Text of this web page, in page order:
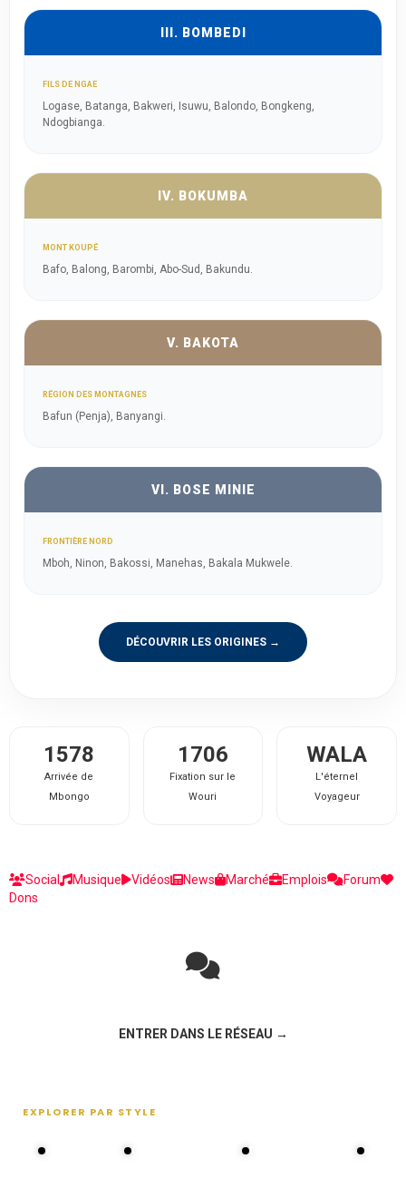
III. BOMBEDI
FILS DE NGAE
Logase, Batanga, Bakweri, Isuwu, Balondo, Bongkeng,
Ndogbianga.
IV. BOKUMBA
MONT KOUPÉ
Bafo, Balong, Barombi, Abo-Sud, Bakundu.
V. BAKOTA
RÉGION DES MONTAGNES
Bafun (Penja), Banyangi.
VI. BOSE MINIE
FRONTIÈRE NORD
Mboh, Ninon, Bakossi, Manehas, Bakala Mukwele.
DÉCOUVRIR LES ORIGINES →
1578
Arrivée de
Mbongo
1706
Fixation sur le
Wouri
WALA
L'éternel
Voyageur
Social Musique Vidéos News Marché Emplois
Forum
Dons
ENTRER DANS LE RÉSEAU →
EXPLORER PAR STYLE